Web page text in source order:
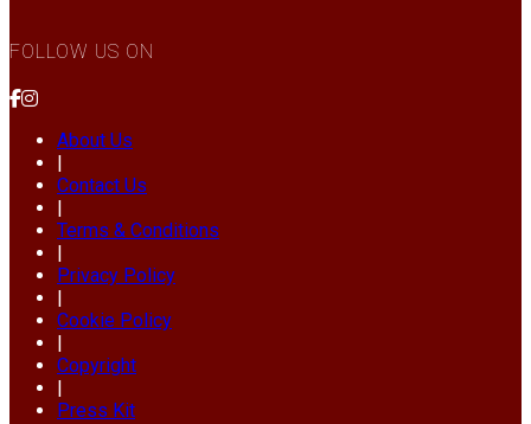
FOLLOW US ON
About Us
|
Contact Us
|
Terms & Conditions
|
Privacy Policy
|
Cookie Policy
|
Copyright
|
Press Kit